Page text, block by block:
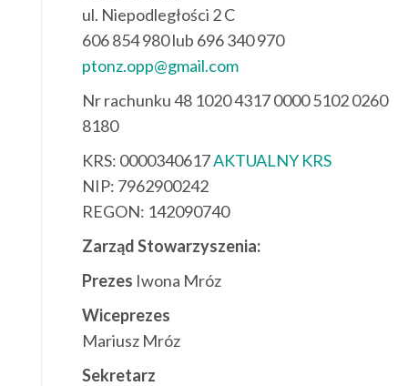
ul. Niepodległości 2 C
606 854 980 lub 696 340 970
ptonz.opp@gmail.com
Nr rachunku 48 1020 4317 0000 5102 0260
8180
KRS: 0000340617AKTUALNY KRS
NIP: 7962900242
REGON: 142090740
Zarząd Stowarzyszenia:
Prezes Iwona Mróz
Wiceprezes
Mariusz Mróz
Sekretarz